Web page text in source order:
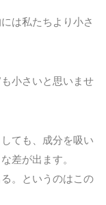
は私たちより小さ
小さいと思いませ
ても、成分を吸い
差が出ます。
。というのはこの